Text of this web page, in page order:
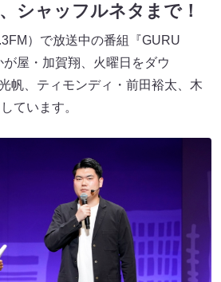
シャッフルネタまで！
）で放送中の番組『GURU
屋・加賀翔、火曜日をダウ
帆、ティモンディ・前田裕太、木
ています。